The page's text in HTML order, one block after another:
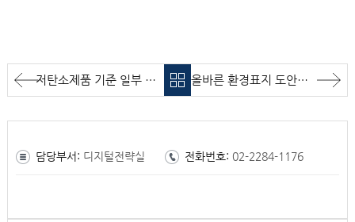
저탄소제품 기준 일부 개정(2024.03.13.) 알림 올바른 환경표지 도안사용 안내서(무단사용)
담당부서: 디지털전략실 전화번호: 02-2284-1176